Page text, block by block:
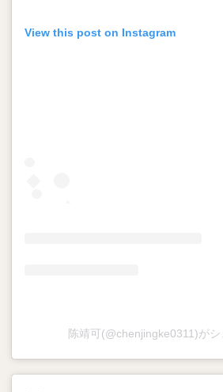
View this post on Instagram
陈靖可(@chenjingke0311)が